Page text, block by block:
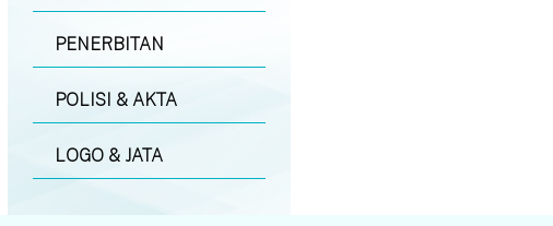
PENERBITAN
POLISI & AKTA
LOGO & JATA